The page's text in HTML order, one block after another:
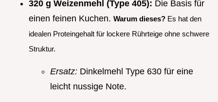
320 g Weizenmehl (Type 405): Die Basis für
einen feinen Kuchen. Warum dieses? Es hat den
idealen Proteingehalt für lockere Rührteige ohne schwere
Struktur.
Ersatz: Dinkelmehl Type 630 für eine
leicht nussige Note.